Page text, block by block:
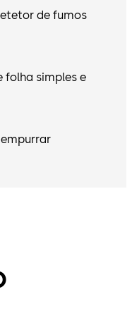
de fumos
folha simples e